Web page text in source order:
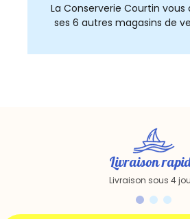
La Conserverie Courtin vous
ses 6 autres magasins de
Livraison
Livraison sous 4